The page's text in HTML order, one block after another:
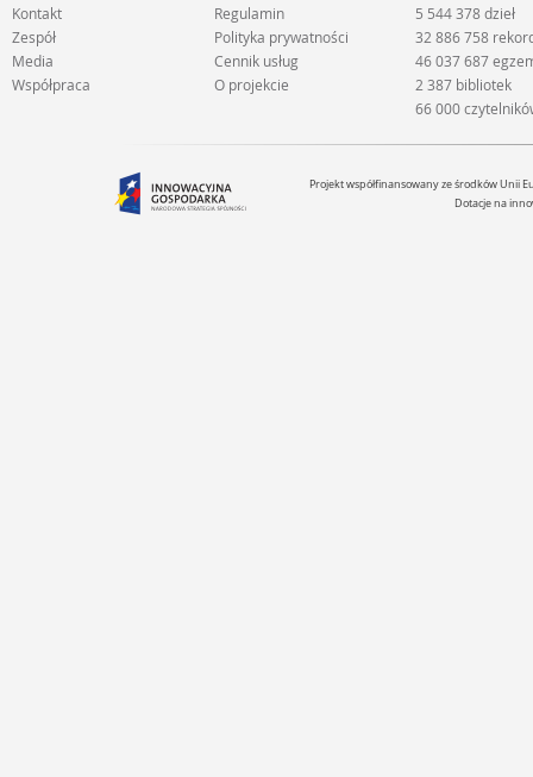
Kontakt
Zespół
Media
Współpraca
Regulamin
Polityka prywatności
Cennik usług
O projekcie
5 544 378 dzieł
32 886 758
46 037 687
2 387 bibliotek
66 000
Projekt współfinansowany ze środków Unii
Dotacje na